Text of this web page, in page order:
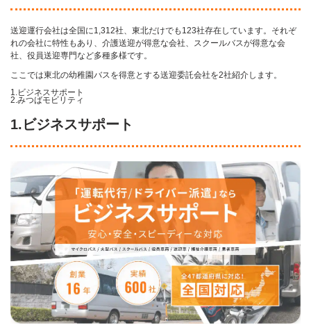
送迎運行会社は全国に1,312社、東北だけでも123社存在しています。それぞ
れの会社に特性もあり、介護送迎が得意な会社、スクールバスが得意な会
社、役員送迎専門など多種多様です。
ここでは東北の幼稚園バスを得意とする送迎委託会社を2社紹介します。
1.ビジネスサポート
2.みつばモビリティ
1.ビジネスサポート